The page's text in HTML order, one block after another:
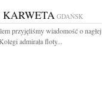
KARWETA GDAŃSK
przyjęliśmy wiadomość o nagłej
admirała floty...